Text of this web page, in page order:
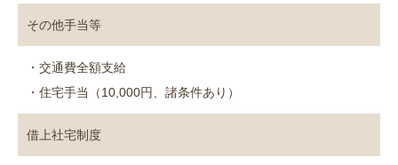
その他手当等
・交通費全額支給
・住宅手当（10,000円、諸条件あり）
借上社宅制度